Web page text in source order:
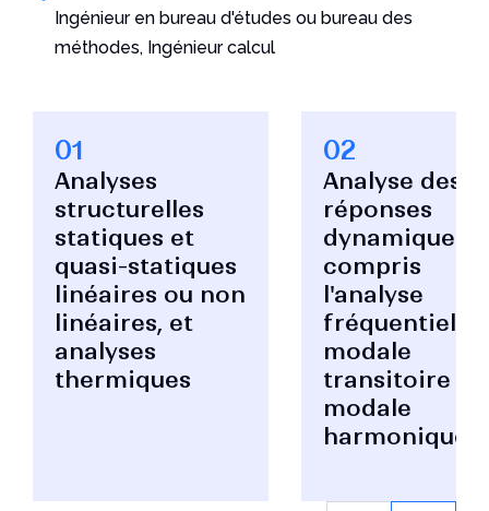
Ingénieur en bureau d'études ou bureau des
méthodes, Ingénieur calcul
01
Analyses
structurelles
statiques et
quasi-statiques
linéaires ou non
linéaires, et
analyses
thermiques
02
Analyse des
réponses
dynamiques,
compris
l'analyse
fréquentielle,
modale
transitoire et
modale
harmonique